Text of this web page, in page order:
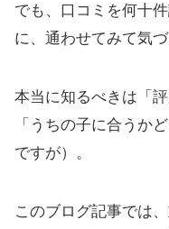
でも、口コミを何十
に、通わせてみて気
本当に知るべきは「
「うちの子に合うか
ですが）。
このブログ記事では